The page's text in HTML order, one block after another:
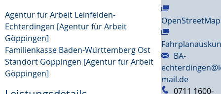
Agentur für Arbeit Leinfelden-
Echterdingen [Agentur für Arbeit
Göppingen]
Familienkasse Baden-Württemberg Ost
Standort Göppingen [Agentur für Arbeit
Göppingen]
OpenStreetMap
BA-
mail.de
0711 1600-